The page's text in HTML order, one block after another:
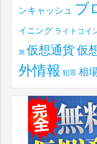
ンキャッシュ ブ
イニング ライトコイ
測 仮想通貨仮
外情報 犯罪 相